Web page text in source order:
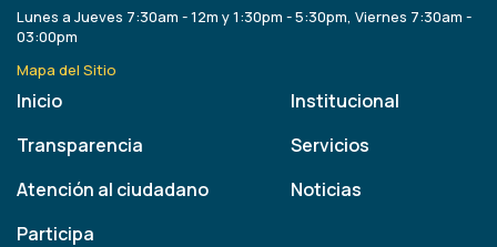
Lunes a Jueves 7:30am - 12m y 1:30pm - 5:30pm, Viernes 7:30am -
03:00pm
Mapa del Sitio
Inicio
Transparencia
Atención al ciudadano
Participa
Institucional
Servicios
Noticias